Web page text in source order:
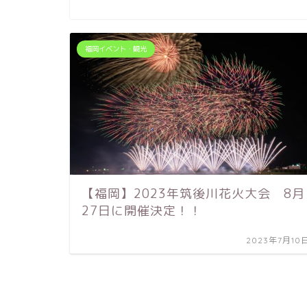
福岡イベント・観光
【福岡】2023年筑後川花火大会 8月
27日に開催決定！！
2023年7月10